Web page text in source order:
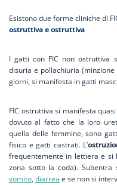
Esistono due forme cliniche di
ostruttiva e ostruttiva
I gatti con FIC non ostruttiva
disuria e pollachiuria
giorni, si manifesta in gatti
FIC ostruttiva si manifesta
dovuto al fatto che la loro
quella delle femmine, sono
fisico e gatti castrati. L’
frequentemente in lettiera e si
zona sotto la coda). Subentra
vomito, diarrea e se non si